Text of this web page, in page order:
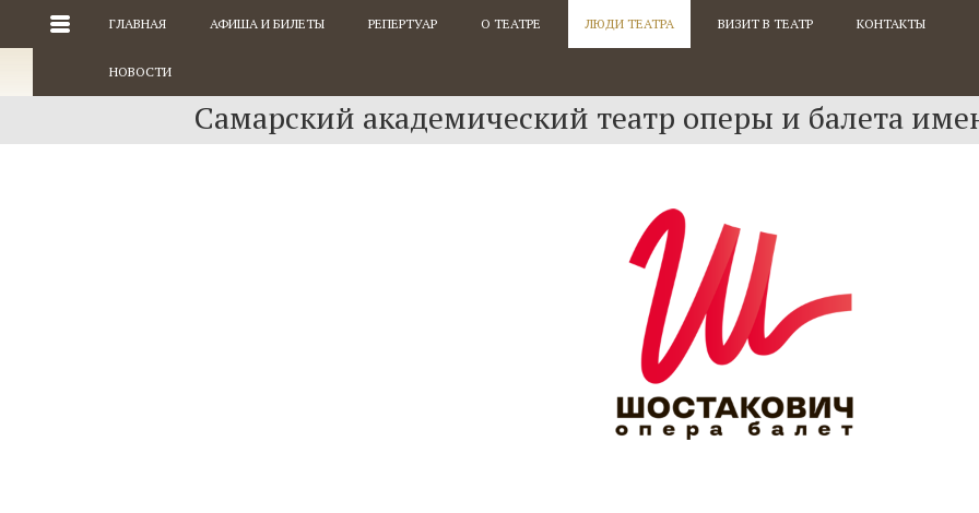
ГЛАВНАЯ АФИША И БИЛЕТЫ РЕПЕРТУАР О ТЕАТРЕ ЛЮДИ ТЕАТРА ВИЗИТ В ТЕАТР КОНТАКТЫ
НОВОСТИ
Самарский академический театр оперы и балета